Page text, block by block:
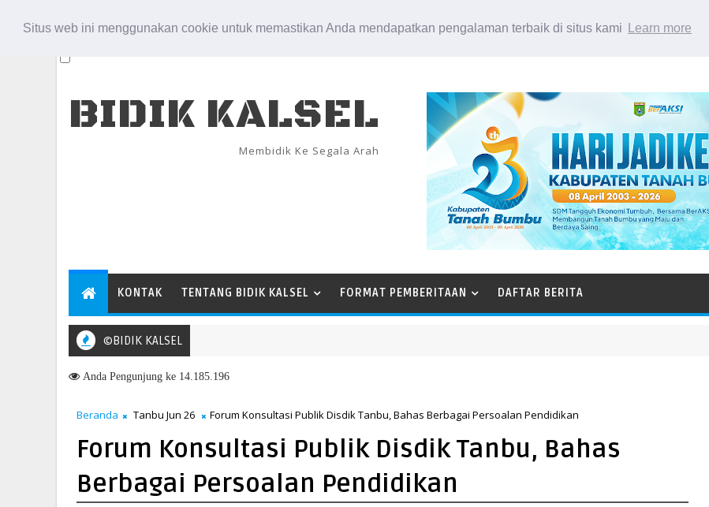
Situs web ini menggunakan cookie untuk memastikan Anda mendapatkan pengalaman terbaik di situs kami Learn more
BIDIK KALSEL
Membidik Ke Segala Arah
KONTAK TENTANG BIDIK KALSEL FORMAT PEMBERITAAN DAFTAR BERITA
©BIDIK KALSEL
Anda Pengunjung ke 14.185.196
Beranda Tanbu Jun 26 Forum Konsultasi Publik Disdik Tanbu, Bahas Berbagai Persoalan Pendidikan
Forum Konsultasi Publik Disdik Tanbu, Bahas
Berbagai Persoalan Pendidikan